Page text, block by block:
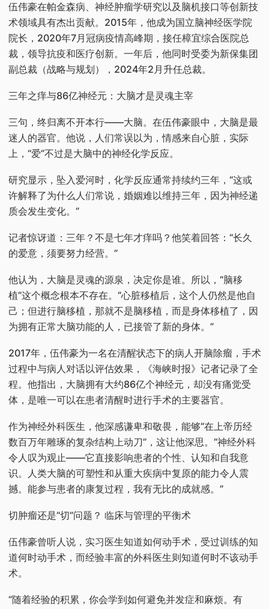
伍伟豪在帕金森病、神经肿瘤学研究以及脑机接口等创新技
术领域具有杰出贡献。2015年，他成为国立脑神经医学院
院长，2020年7月冠病疫情高峰期，接任樟宜综合医院总
裁，领导抗疫和医疗创新。一年后，他同时受委为新保集团
副总裁（战略与规划），2024年2月升任总裁。
三年之痒与86亿神经元：大脑才是灵魂主宰
三句，终归离不开本行——大脑。在伍伟豪眼中，大脑是最
迷人的器官。他说，人们常误以为，情感来自心脏，实际
上，“爱”不过是大脑中的神经化学反应。
研究显示，坠入爱河时，化学反应通常持续约三年，“这或
许解释了为什么人们常说，婚姻难以维持三年，因为神经递
质会发生变化。”
记者惊讶道：三年？不是七年才痒吗？他笑着回答：“长久
的爱意，须要努力经营。”
他认为，大脑是灵魂的源泉，决定你是谁。所以，“脑移
植”这个概念根本不存在。“心脏移植后，这个人仍然是他自
己；但进行脑移植，那就不是脑移植，而是身体移植了，因
为拥有正常大脑功能的人，已接管了新的身体。”
2017年，伍伟豪为一名在清醒状态下的病人开脑除瘤，手术
过程中与病人对话以评估效果，《海峡时报》记者记录了全
程。他指出，大脑拥有大约86亿个神经元，却没有痛觉受
体，是唯一可以在患者清醒时进行手术的主要器官。
作为神经外科医生，他深感谦卑和敬畏，能够“在上帝历经
数百万年雕琢的复杂结构上动刀”，这让他深思。“神经外科
令人叹为观止——它直接影响患者的个性、认知和自我意
识。人类大脑的可塑性和从重大疾病中复原的能力令人震
撼。能参与患者的康复过程，我有无比的成就感。”
切肿瘤还是“切”问题？ 临床与管理的平衡术
伍伟豪曾听人说，实习医生知道如何动手术，受过训练的知
道何时动手术，而经验丰富的外科医生则知道何时不该动手
术。
“随着经验的积累，你会学到如何避免并发症和麻烦。有